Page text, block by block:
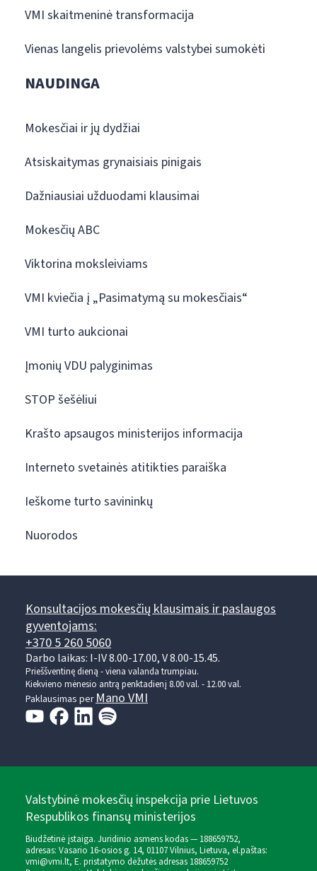
VMI skaitmeninė transformacija
Vienas langelis prievolėms valstybei sumokėti
NAUDINGA
Mokesčiai ir jų dydžiai
Atsiskaitymas grynaisiais pinigais
Dažniausiai užduodami klausimai
Mokesčių ABC
Viktorina moksleiviams
VMI kviečia į „Pasimatymą su mokesčiais“
VMI turto aukcionai
Įmonių VDU palyginimas
STOP šešėliui
Krašto apsaugos ministerijos informacija
Interneto svetainės atitikties paraiška
Ieškome turto savininkų
Nuorodos
Konsultacijos mokesčių klausimais ir paslaugos
gyventojams:
+370 5 260 5060
Darbo laikas: I-IV 8.00-17.00, V 8.00-15.45.
Prieššventinę dieną - viena valanda trumpiau.
Kiekvieno mėnesio antrą penktadienį 8.00 val. - 12.00 val.
Paklausimas perMano VMI
Valstybinė mokesčių inspekcija prie Lietuvos
Respublikos finansų ministerijos
Biudžetinė įstaiga. Juridinio asmens kodas — 188659752,
adresas: Vasario 16-osios g. 14, 01107 Vilnius, Lietuva, el.paštas:
vmi@vmi.lt, E. pristatymo dėžutės adresas 188659752